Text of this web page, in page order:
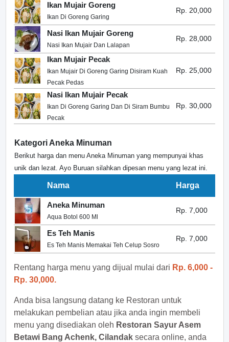
Ikan Mujair Goreng
Ikan Di Goreng Garing
Rp. 20,000
Nasi Ikan Mujair Goreng
Nasi Ikan Mujair Dan Lalapan
Rp. 28,000
Ikan Mujair Pecak
Ikan Mujair Di Goreng Garing Disiram Kuah
Pecak Pedas
Rp. 25,000
Nasi Ikan Mujair Pecak
Ikan Di Goreng Garing Dan Di Siram Bumbu
Pecak
Rp. 30,000
Kategori Aneka Minuman
Berikut harga dan menu Aneka Minuman yang mempunyai khas
unik dan lezat. Ayo Buruan silahkan dipesan menu yang lezat ini.
Nama Harga
Aneka Minuman
Aqua Botol 600 Ml
Rp. 7,000
Es Teh Manis
Es Teh Manis Memakai Teh Celup Sosro
Rp. 7,000
Rentang harga menu yang dijual mulai dari Rp. 6,000 -
Rp. 30,000.
Anda bisa langsung datang ke Restoran untuk
melakukan pembelian atau jika anda ingin membeli
menu yang disediakan oleh Restoran Sayur Asem
Betawi Bang Achenk, Cilandak secara online, anda